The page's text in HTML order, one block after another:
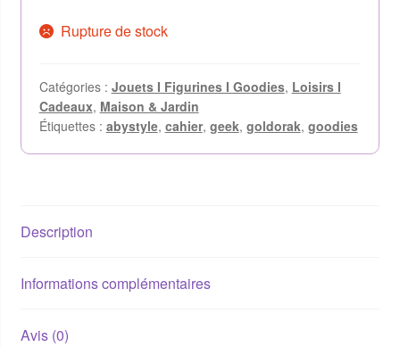
Rupture de stock
Catégories : Jouets I Figurines I Goodies, Loisirs I
Cadeaux, Maison & Jardin
Étiquettes : abystyle, cahier, geek, goldorak, goodies
Description
Informations complémentaires
Avis (0)